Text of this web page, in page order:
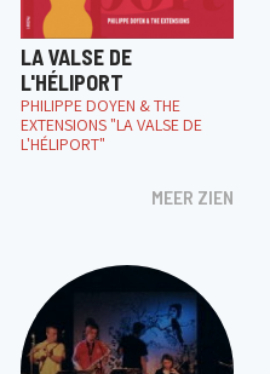
LA VALSE DE
L'HÉLIPORT
PHILIPPE DOYEN & THE
EXTENSIONS "LA VALSE DE
L'HÉLIPORT"
MEER ZIEN